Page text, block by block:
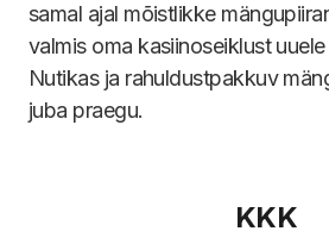
samal ajal mõistlikke
valmis oma kasiinoseiklust
Nutikas ja rahuldustpakkuv
juba praegu.
KKK